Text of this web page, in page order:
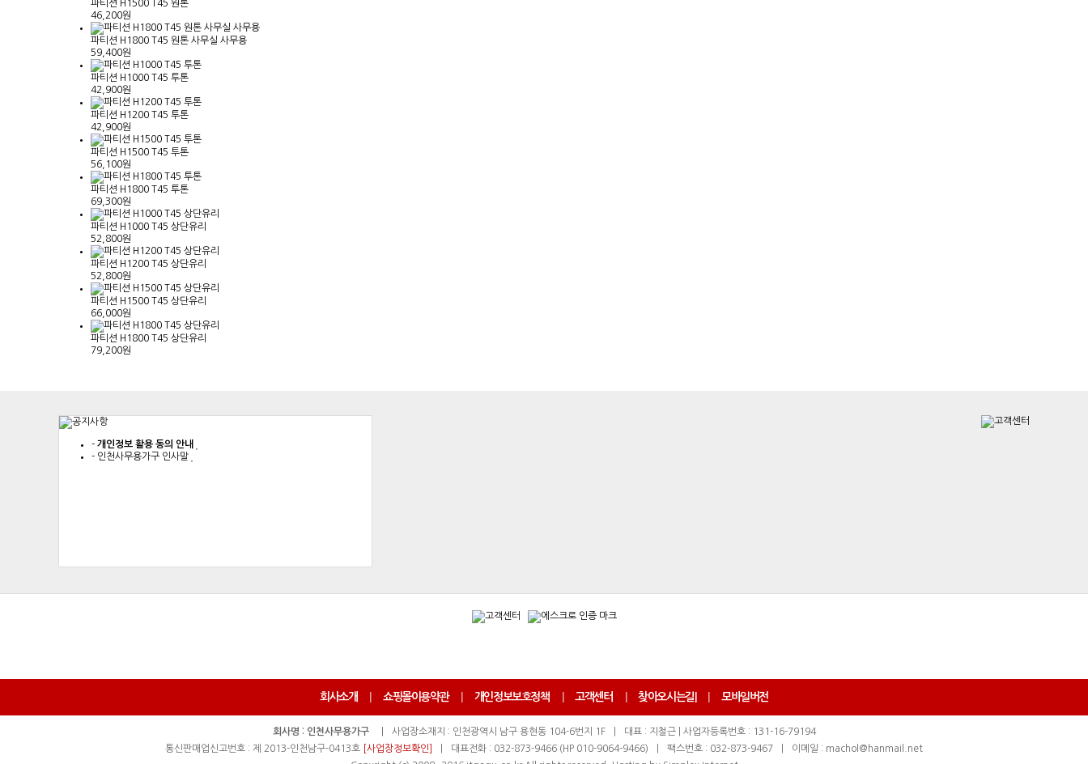
파티션 H1500 T45 원톤
46,200원
파티션 H1800 T45 원톤 사무실 사무용
59,400원
파티션 H1000 T45 투톤
42,900원
파티션 H1200 T45 투톤
42,900원
파티션 H1500 T45 투톤
56,100원
파티션 H1800 T45 투톤
69,300원
파티션 H1000 T45 상단유리
52,800원
파티션 H1200 T45 상단유리
52,800원
파티션 H1500 T45 상단유리
66,000원
파티션 H1800 T45 상단유리
79,200원
- 개인정보 활용 동의 안내
- 인천사무용가구 인사말
회사소개 쇼핑몰이용약관 개인정보보호정책 고객센터 찾아오시는길 모바일버전
회사명 : 인천사무용가구 사업장소재지 : 인천광역시 남구 용현동 104-6번지 1F
대표 : 지철근 | 사업자등록번호 : 131-16-79194
통신판매업신고번호 : 제 2013-인천남구-0413호
[사업장정보확인] 대표전화 : 032-873-9466 (HP 010-9064-9466) 팩스번호 : 032-873-9467
이메일 : machol@hanmail.net